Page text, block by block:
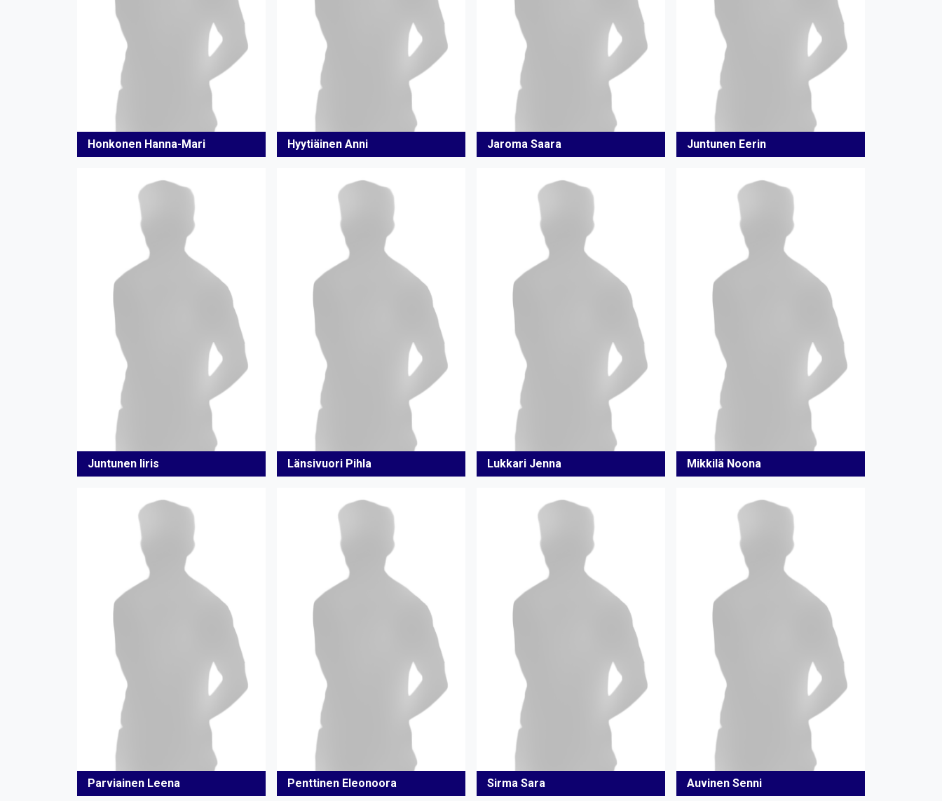
Honkonen Hanna-Mari Hyytiäinen Anni Jaroma Saara Juntunen Eerin
Juntunen Iiris Länsivuori Pihla Lukkari Jenna Mikkilä Noona
Parviainen Leena Penttinen Eleonoora Sirma Sara Auvinen Senni